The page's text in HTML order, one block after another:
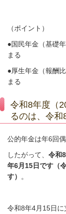
（ポイント）
●国民年金（基礎
まる
●厚生年金（報酬
まる
令和8年度（
るのは、令和
公的年金は年6回
したがって、 令和
年6月15日です（
す）
。
令和8年4月 15日